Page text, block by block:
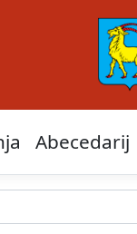
Abecedarij